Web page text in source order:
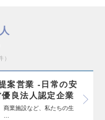
案営業 -日常の安
良法人認定企業
商業施設など、私たちの生
…